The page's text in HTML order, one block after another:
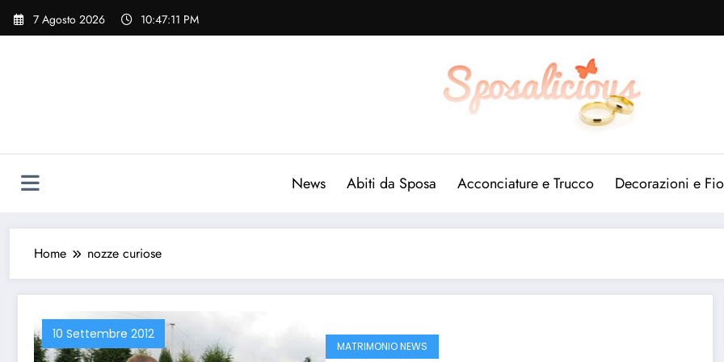
Vai
7 Agosto 2026 10:47:12 PM
News Abiti da Sposa Acconciature e Trucco Decorazioni e
Home nozze curiose
10 Settembre 2012
MATRIMONIO NEWS